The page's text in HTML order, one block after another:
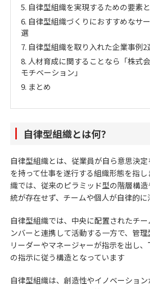
5. 自律型組織を実現するための要素と
6. 自律型組織づくりにおすすめなサ
選
7. 自律型組織を取り入れた企業事例2
8. 人材育成に関することなら「株式
モチベーション」
9. まとめ
自律型組織とは何？
自律型組織とは、従業員が自ら意思決
を持って仕事を遂行する組織形態を指
織では、従来のピラミッド型の階層構
統が存在せず、チームや個人が自律的に
自律型組織では、中央に配置されたチ
ンバーと連携して活動する一方で、管
リーダーやマネージャーが指示を出し
の指示に従う構造となっています
自律型組織は、創造性やイノベーショ